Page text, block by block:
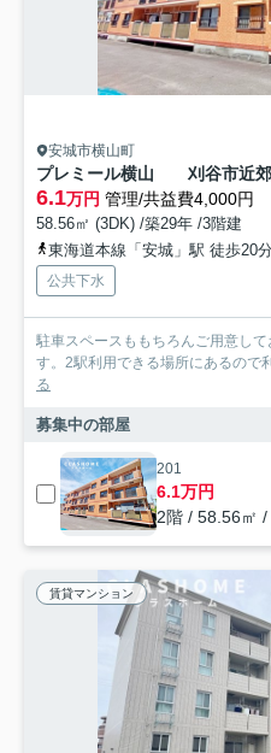
安城市横山町
6.1万円 管理/共益費4,000円
58.56㎡ (3DK) /築29年 /3階建
東海道本線「安城」駅 徒歩20
公共下水
駐車スペースももちろんご用意し
す。2駅利用できる場所にあるので
る
募集中の部屋
201
6.1万円
2階 / 58.56㎡ /
賃貸マンション